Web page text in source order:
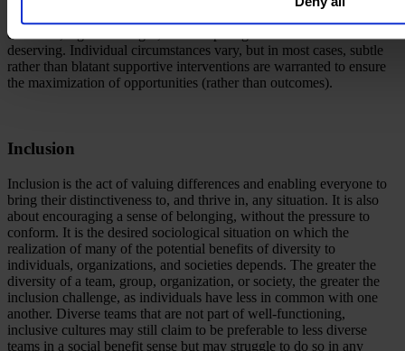
equity could lead to damaging the legitimacy of those making these
decisions, legal challenges, and competing claims on who is most
deserving. Individual circumstances vary, but in most cases, subtle
rather than blatant supportive interventions are warranted to ensure
the maximization of opportunities (rather than outcomes).
Inclusion
Inclusion​ is the act of valuing differences and enabling everyone to
bring their distinctiveness to, and thrive in, any situation. It is also
about encouraging a sense of belonging, without the pressure to
conform. It is the desired sociological situation on which the
realization of many of the potential benefits of diversity to
individuals, organizations, and societies depends. The greater the
diversity of a team, group, organization, or society, the greater the
inclusion challenge, as individuals have less in common with one
another. Diverse teams that are not part of well-functioning,
inclusive cultures may still claim to be preferable to less diverse
teams in a social benefit sense but may struggle to do so in any